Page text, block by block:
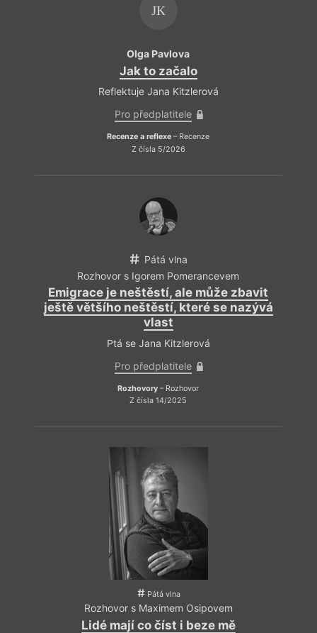
JK
Olga Pavlova
Jak to začalo
Reflektuje Jana Kitzlerová
Pro předplatitele
Recenze a reflexe – Recenze
Z čísla 5/2026
Pátá vlna
Rozhovor s Igorem Pomerancevem
Emigrace je neštěstí, ale může zbavit
ještě většího neštěstí, které se nazývá
vlast
Ptá se Jana Kitzlerová
Pro předplatitele
Rozhovory – Rozhovor
Z čísla 14/2025
Pátá vlna
Rozhovor s Maximem Osipovem
Lidé mají co číst i beze mě